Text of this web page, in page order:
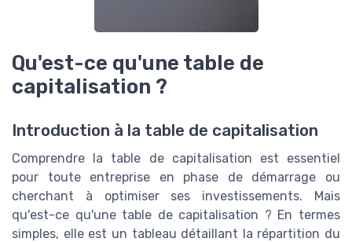
Qu'est-ce qu'une table de
capitalisation ?
Introduction à la table de capitalisation
Comprendre la table de capitalisation est essentiel
pour toute entreprise en phase de démarrage ou
cherchant à optimiser ses investissements. Mais
qu'est-ce qu'une table de capitalisation ? En termes
simples, elle est un tableau détaillant la répartition du